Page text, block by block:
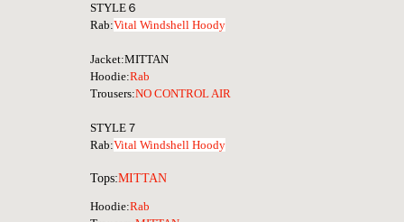
STYLE６
Rab:Vital Windshell Hoody
Jacket:MITTAN
Hoodie:Rab
Trousers:NO CONTROL AIR
STYLE７
Rab:Vital Windshell Hoody
Tops:MITTAN
Hoodie:Rab